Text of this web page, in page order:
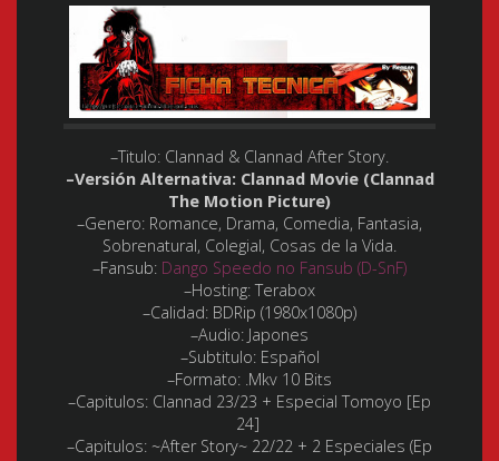
–Titulo: Clannad & Clannad After Story.
–Versión Alternativa: Clannad Movie (Clannad
The Motion Picture)
–Genero: Romance, Drama, Comedia, Fantasia,
Sobrenatural, Colegial, Cosas de la Vida.
–Fansub: Dango Speedo no Fansub (D-SnF)
–Hosting:Terabox
–Calidad: BDRip (1980x1080p)
–Audio: Japones
–Subtitulo:Español
–Formato: .Mkv 10 Bits
–Capitulos: Clannad 23/23 + Especial Tomoyo [Ep
24]
–Capitulos: ~After Story~ 22/22 + 2 Especiales (Ep